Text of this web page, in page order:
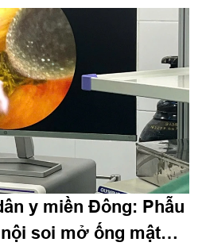
tốt đẹp của người thầy thuốc
hình tiêu biểu, có sức lan tỏa
0 đồng”, xuất phát từ chính
của người bệnh.
y miền Đông: Phẫu
soi mở ống mật